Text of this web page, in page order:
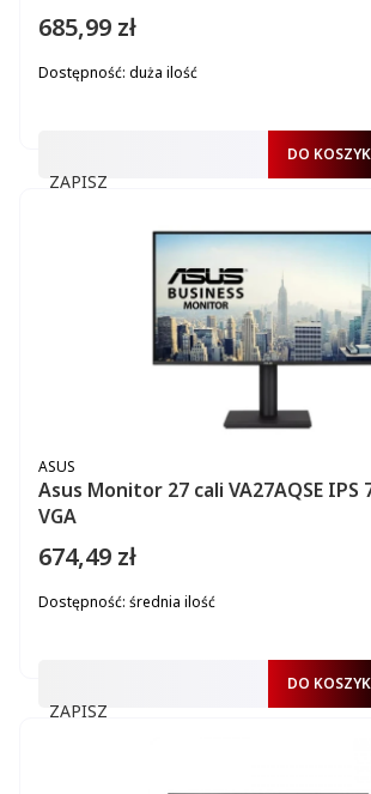
Cena
685,99 zł
Dostępność: duża ilość
ZAPISZ
DO
Asus Monitor 27 cali VA27AQSE IPS
VGA
PRODUCENT
ASUS
Cena
674,49 zł
Dostępność: średnia ilość
ZAPISZ
DO